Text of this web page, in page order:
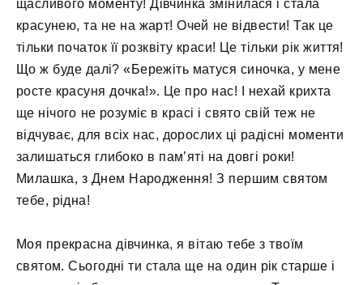
щасливого моменту! Дівчинка змінилася і стала
красунею, та не на жарт! Очей не відвести! Так це
тільки початок її розквіту краси! Це тільки рік життя!
Що ж буде далі? «Бережіть матуся синочка, у мене
росте красуня дочка!». Це про нас! І нехай крихта
ще нічого не розуміє в красі і свято свій теж не
відчуває, для всіх нас, дорослих ці радісні моменти
залишаться глибоко в пам’яті на довгі роки!
Милашка, з Днем Народження! З першим святом
тебе, рідна!
Моя прекрасна дівчинка, я вітаю тебе з твоїм
святом. Сьогодні ти стала ще на один рік старше і